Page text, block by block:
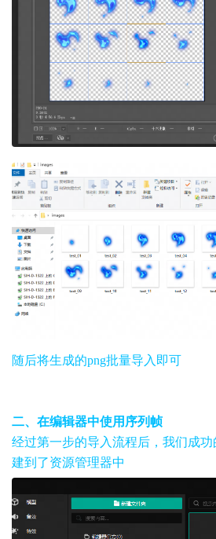
随后将生成的png批量导入即可
二、在编辑器中使用序列帧
经过第一步的导入流程后，我们成功
建到了资源管理器中